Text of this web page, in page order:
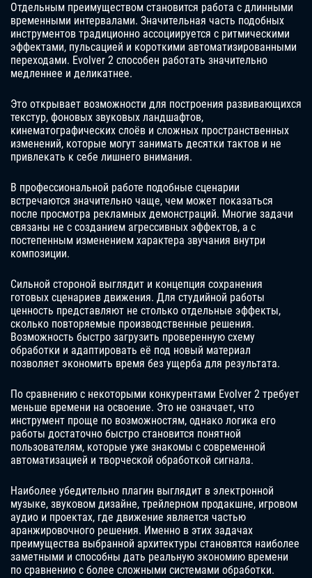
Отдельным преимуществом становится работа с длинными
временными интервалами. Значительная часть подобных
инструментов традиционно ассоциируется с ритмическими
эффектами, пульсацией и короткими автоматизированными
переходами. Evolver 2 способен работать значительно
медленнее и деликатнее.
Это открывает возможности для построения развивающихся
текстур, фоновых звуковых ландшафтов,
кинематографических слоёв и сложных пространственных
изменений, которые могут занимать десятки тактов и не
привлекать к себе лишнего внимания.
В профессиональной работе подобные сценарии
встречаются значительно чаще, чем может показаться
после просмотра рекламных демонстраций. Многие задачи
связаны не с созданием агрессивных эффектов, а с
постепенным изменением характера звучания внутри
композиции.
Сильной стороной выглядит и концепция сохранения
готовых сценариев движения. Для студийной работы
ценность представляют не столько отдельные эффекты,
сколько повторяемые производственные решения.
Возможность быстро загрузить проверенную схему
обработки и адаптировать её под новый материал
позволяет экономить время без ущерба для результата.
По сравнению с некоторыми конкурентами Evolver 2 требует
меньше времени на освоение. Это не означает, что
инструмент проще по возможностям, однако логика его
работы достаточно быстро становится понятной
пользователям, которые уже знакомы с современной
автоматизацией и творческой обработкой сигнала.
Наиболее убедительно плагин выглядит в электронной
музыке, звуковом дизайне, трейлерном продакшне, игровом
аудио и проектах, где движение является частью
аранжировочного решения. Именно в этих задачах
преимущества выбранной архитектуры становятся наиболее
заметными и способны дать реальную экономию времени
по сравнению с более сложными системами обработки.